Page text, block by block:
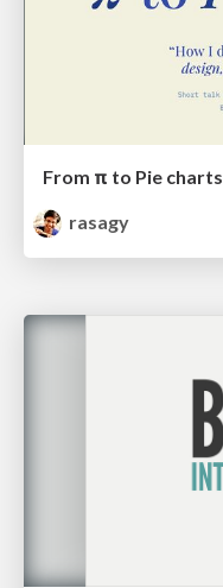
From π to Pie charts
rasagy